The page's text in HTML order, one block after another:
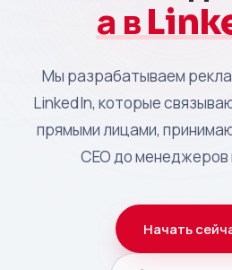
а в
Мы разрабатываем
LinkedIn, которые
прямыми лицами,
CEO до менеджеров
Начать